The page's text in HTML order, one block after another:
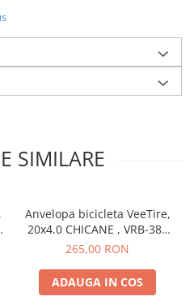
SIMILARE
Anvelopa bicicleta VeeTire,
20x4.0 CHICANE , VRB-385
BK 26TPI, EC WIRE BEAD
- Made in Thailanda
265,00 RON
ADAUGA IN COS